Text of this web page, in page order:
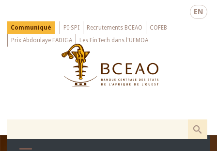
main
EN
Menu
Top
Communiqué PI-SPI Recrutements BCEAO
COFEB
Prix Abdoulaye FADIGA
Les FinTech dans l'UEMOA